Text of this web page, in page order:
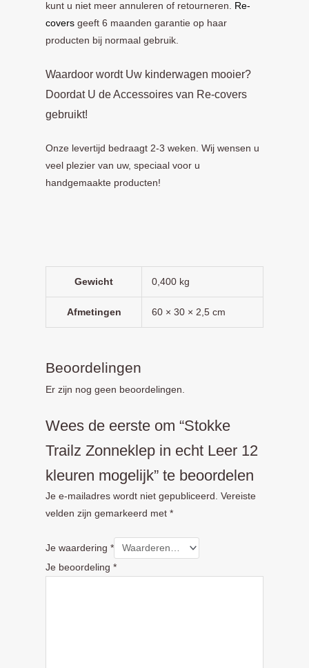
kunt u niet meer annuleren of retourneren. Re-
covers geeft 6 maanden garantie op haar
producten bij normaal gebruik.
Waardoor wordt Uw kinderwagen mooier?
Doordat U de Accessoires van Re-covers
gebruikt!
Onze levertijd bedraagt 2-3 weken. Wij wensen u
veel plezier van uw, speciaal voor u
handgemaakte producten!
Gewicht 0,400 kg
Afmetingen 60 × 30 × 2,5 cm
Beoordelingen
Er zijn nog geen beoordelingen.
Wees de eerste om “Stokke
Trailz Zonneklep in echt Leer 12
kleuren mogelijk” te beoordelen
Je e-mailadres wordt niet gepubliceerd. Vereiste
velden zijn gemarkeerd met *
Je waardering *
Je beoordeling *